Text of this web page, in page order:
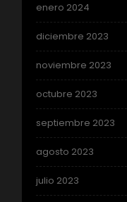
enero 2024
diciembre 2023
noviembre 2023
octubre 2023
septiembre 2023
agosto 2023
julio 2023